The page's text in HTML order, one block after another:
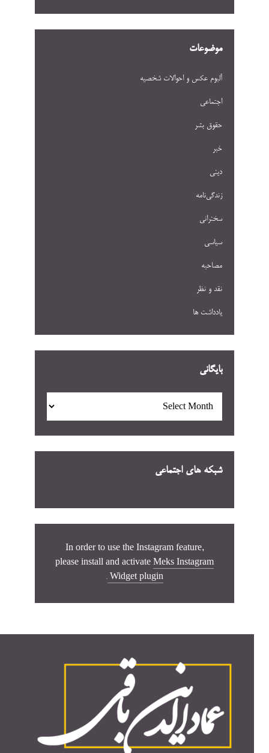
موضوعات
آلبوم عکس و احوالات شخصيه
اجتماعی
حقوق بشر
خبر
دینی
زندگی‌نامه
سخنرانی
سیاسی
مصاحبه
نقد و نظر
یادداشت ها
بایگانی
شبکه های اجتماعی
In order to use the Instagram feature,
please install and activate Meks Instagram
Widget plugin
.